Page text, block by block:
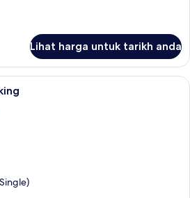
Lihat harga untuk tarikh anda
Luxury Room, Non Smoking | 1 bilik